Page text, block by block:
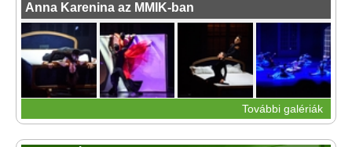
Anna Karenina az MMIK-ban
További galériák